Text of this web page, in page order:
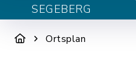
SEGEBERG
Ortsplan